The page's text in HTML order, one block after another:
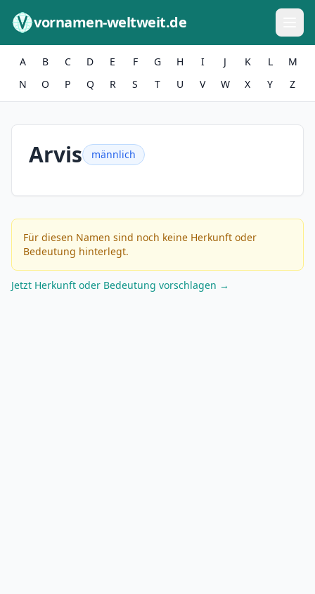
vornamen-weltweit.de
A B C D E F G H I J K L
M
N
O P Q R S T U V W X Y Z
Arvis männlich
Für diesen Namen sind noch keine Herkunft oder
Bedeutung hinterlegt.
Jetzt Herkunft oder Bedeutung vorschlagen →